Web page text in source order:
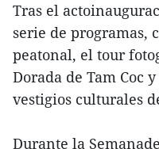
Tras el
serie de programas,
peatonal, el tour
Dorada de Tam Coc
vestigios culturales
Durante la